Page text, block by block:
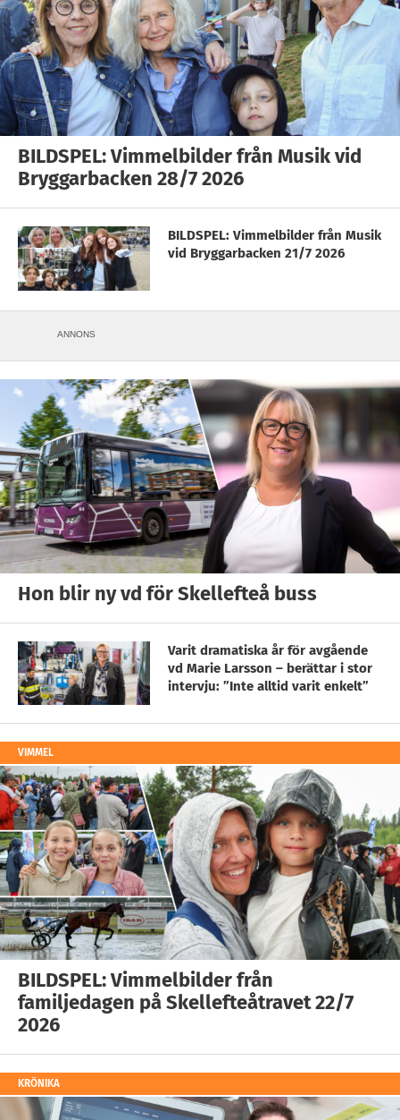
BILDSPEL: Vimmelbilder från Musik vid
Bryggarbacken 28/7 2026
BILDSPEL: Vimmelbilder från Musik
vid Bryggarbacken 21/7 2026
ANNONS
Hon blir ny vd för Skellefteå buss
Varit dramatiska år för avgående
vd Marie Larsson – berättar i stor
intervju: ”Inte alltid varit enkelt”
VIMMEL
BILDSPEL: Vimmelbilder från
familjedagen på Skellefteåtravet 22/7
2026
KRÖNIKA